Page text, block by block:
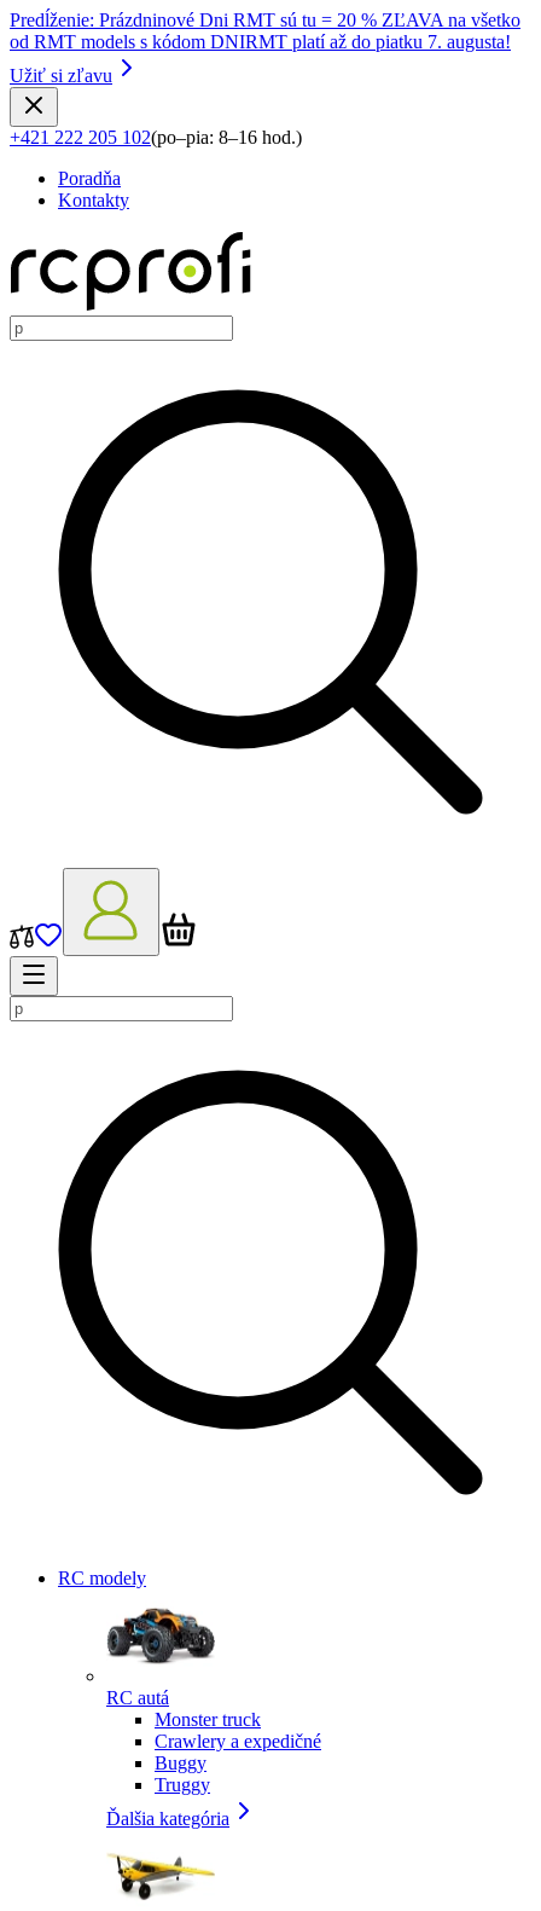
Predĺženie: Prázdninové Dni RMT sú tu = 20 % ZĽAVA na všetko
od RMT models s kódom DNIRMT platí až do piatku 7. augusta!
Užiť si zľavu
+421 222 205 102(po–pia: 8–16 hod.)
Poradňa
Kontakty
RC modely
RC autá
Monster truck
Crawlery a expedičné
Buggy
Truggy
Ďalšia kategória